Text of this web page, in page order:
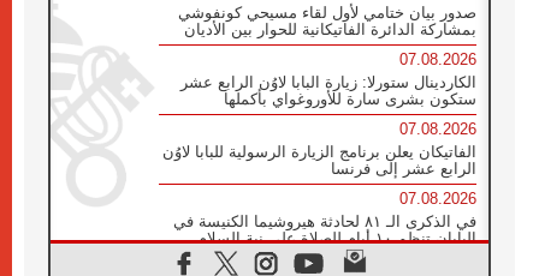
صدور بيان ختامي لأول لقاء مسيحي كونفوشي
بمشاركة الدائرة الفاتيكانية للحوار بين الأديان
07.08.2026
الكاردينال ستورلا: زيارة البابا لاوُن الرابع عشر
ستكون بشرى سارة للأوروغواي بأكملها
07.08.2026
الفاتيكان يعلن برنامج الزيارة الرسولية للبابا لاوُن
الرابع عشر إلى فرنسا
07.08.2026
في الذكرى الـ ٨١ لحادثة هيروشيما الكنيسة في
اليابان تنظم ١٠ أيام للصلاة على نية السلام